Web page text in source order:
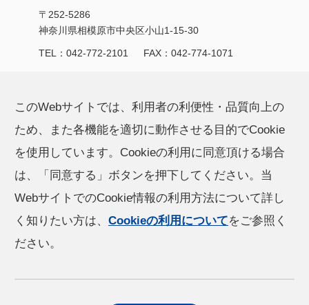
〒252-5286
神奈川県相模原市中央区小山1-15-30
TEL： 042-772-2101 FAX：042-774-1071
製品/サービス
オハラの技術力
CSR活動
お知らせ
採用情報
このWebサイトでは、利用者の利便性・品質向上の
ため、また各機能を適切に動作させる目的でCookie
を使用しています。Cookieの利用に同意頂ける場合
は、「同意する」ボタンを押下してください。当
WebサイトでのCookie情報の利用方法について詳し
く知りたい方は、 Cookieの利用についてをご参照く
ださい。